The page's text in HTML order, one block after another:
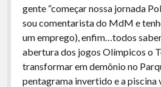
gente “começar nossa jornada
sou comentarista do MdM e
um emprego), enfim…todos
abertura dos jogos Olímpicos o
transformar em demônio no
pentagrama invertido e a piscina